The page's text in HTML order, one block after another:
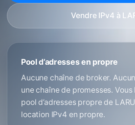
Vendre IPv4 à
Pool d’adresses en propre
Aucune chaîne de broker.
une chaîne de promesses.
pool d’adresses propre de
location IPv4 en propre.